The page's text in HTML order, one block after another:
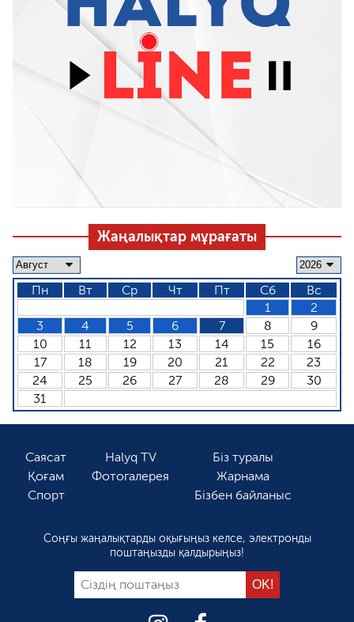
Жаңалықтар мұрағаты
Пн Вт Ср Чт Пт Сб
Вс
1
2
3
4 5 6 7 8
9
10
11 12 13 14 15
16
17
18 19 20 21 22
23
24
25 26 27 28 29
30
31
Саясат
Қоғам
Спорт
Halyq TV
Фотогалерея
Біз туралы
Жарнама
Бізбен байланыс
Соңғы жаңалықтарды оқығыңыз келсе, электронды
поштаңызды қалдырыңыз!